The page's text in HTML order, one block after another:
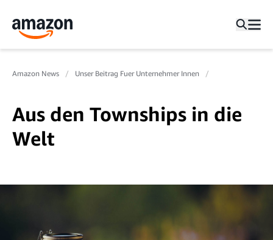
Amazon News Unser Beitrag Fuer Unternehmer Innen
Aus den Townships in die
Welt